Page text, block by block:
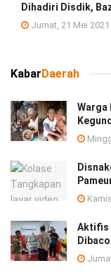
Dihadiri Disdik,
Jumat, 21 Mei 2021
KabarDaerah
Warga
Aktifis